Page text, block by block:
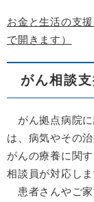
お金と生活の支
で開きます）
がん相談
がん拠点病院に
は、病気やその
がんの療養に関
相談員が対応しま
患者さんやご家